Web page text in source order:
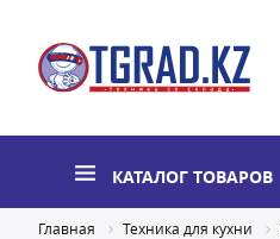
КАТАЛОГ ТОВАРОВ
Главная Техника для кухни